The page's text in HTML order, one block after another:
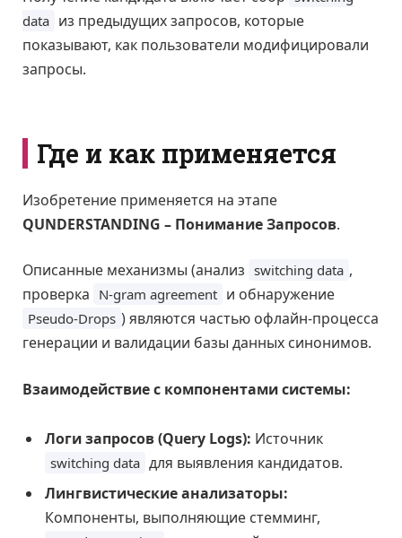
data из предыдущих запросов, которые
показывают, как пользователи модифицировали
запросы.
Где и как применяется
Изобретение применяется на этапе
QUNDERSTANDING – Понимание Запросов.
Описанные механизмы (анализ switching data ,
проверка N-gram agreement и обнаружение
Pseudo-Drops ) являются частью офлайн-процесса
генерации и валидации базы данных синонимов.
Взаимодействие с компонентами системы:
Логи запросов (Query Logs): Источник
switching data для выявления кандидатов.
Лингвистические анализаторы:
Компоненты, выполняющие стемминг,